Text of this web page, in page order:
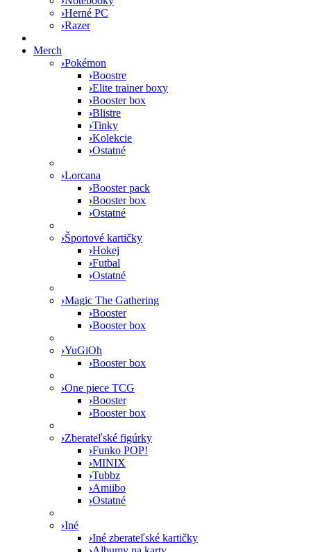
›Herné PC
›Razer
Merch
›Pokémon
›Boostre
›Elite trainer boxy
›Booster box
›Blistre
›Tinky
›Kolekcie
›Ostatné
›Lorcana
›Booster pack
›Booster box
›Ostatné
›Športové kartičky
›Hokej
›Futbal
›Ostatné
›Magic The Gathering
›Booster
›Booster box
›YuGiOh
›Booster box
›One piece TCG
›Booster
›Booster box
›Zberateľské figúrky
›Funko POP!
›MINIX
›Tubbz
›Amiibo
›Ostatné
›Iné
›Iné zberateľské kartičky